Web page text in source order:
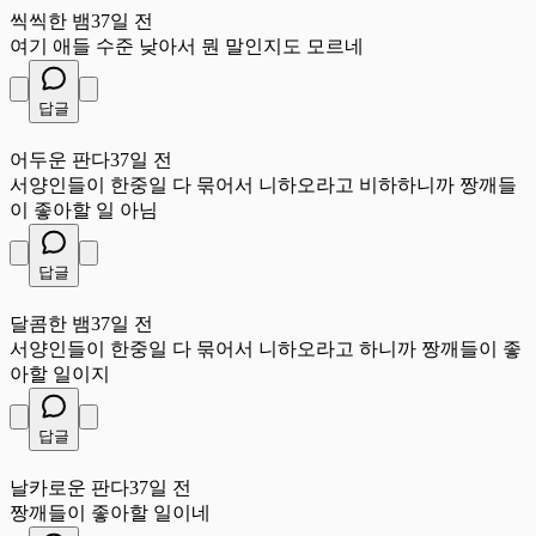
씩씩한 뱀37일 전
여기 애들 수준 낮아서 뭔 말인지도 모르네
답글
어두운 판다37일 전
서양인들이 한중일 다 묶어서 니하오라고 비하하니까 짱깨들
이 좋아할 일 아님
답글
달콤한 뱀37일 전
서양인들이 한중일 다 묶어서 니하오라고 하니까 짱깨들이 좋
아할 일이지
답글
날카로운 판다37일 전
짱깨들이 좋아할 일이네